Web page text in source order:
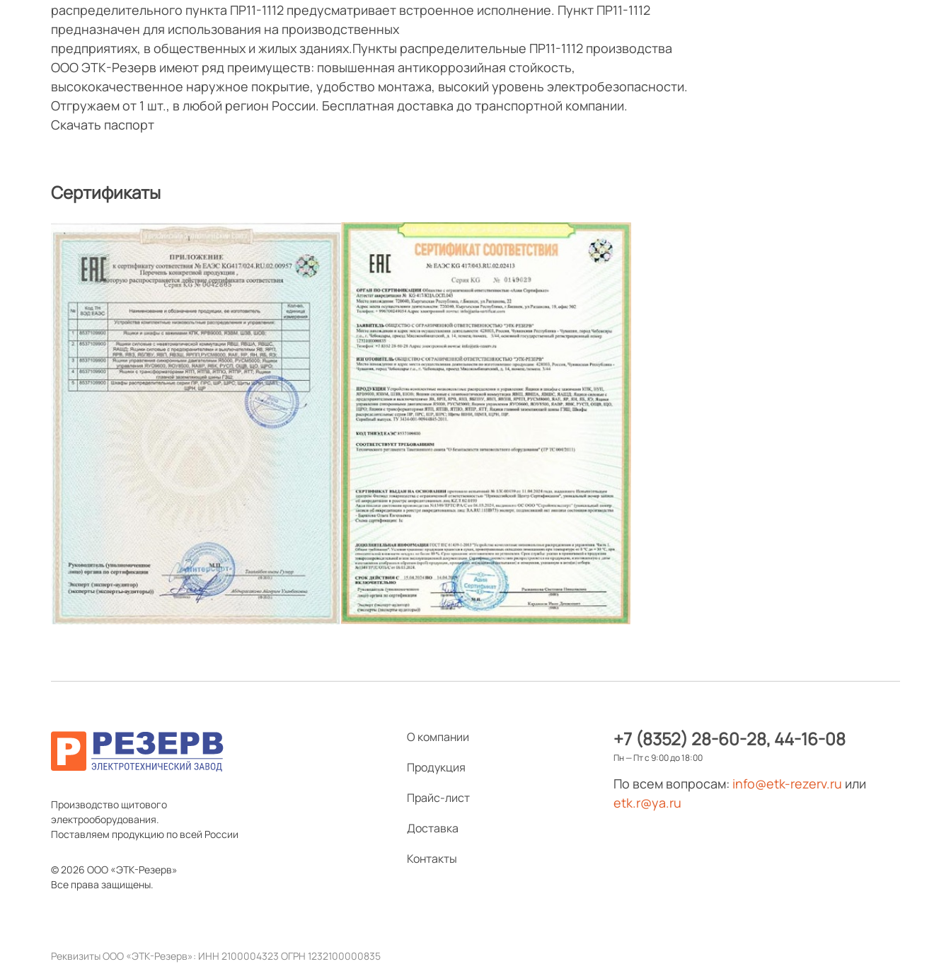
распределительного пункта ПР11-1112 предусматривает встроенное исполнение. Пункт ПР11-1112
предназначен для использования на производственных
предприятиях, в общественных и жилых зданиях.Пункты распределительные ПР11-1112 производства
ООО ЭТК-Резерв имеют ряд преимуществ: повышенная антикоррозийная стойкость,
высококачественное наружное покрытие, удобство монтажа, высокий уровень электробезопасности.
Отгружаем от 1 шт., в любой регион России. Бесплатная доставка до транспортной компании.
Скачать паспорт
Сертификаты
Производство щитового
электрооборудования.
Поставляем продукцию по всей России
© 2026 ООО «ЭТК-Резерв»
Все права защищены.
О компании
Продукция
Прайс-лист
Доставка
Контакты
+7 (8352) 28-60-28 44-16-08
Пн — Пт с 9:00 до 18:00
По всем вопросам: info@etk-rezerv.ru или
etk.r@ya.ru
Реквизиты ООО «ЭТК-Резерв»: ИНН 2100004323 ОГРН 1232100000835